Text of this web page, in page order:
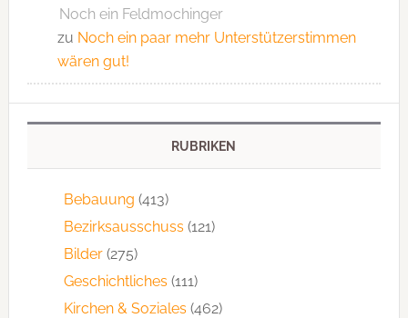
Noch ein Feldmochinger
zu Noch ein paar mehr Unterstützerstimmen
wären gut!
RUBRIKEN
Bebauung (413)
Bezirksausschuss (121)
Bilder(275)
Geschichtliches (111)
Kirchen & Soziales (462)